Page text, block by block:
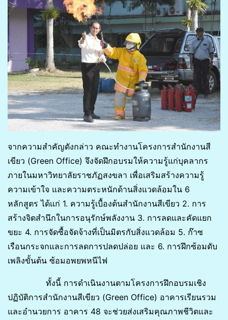
จากความสำคัญดังกล่าว คณะทำงานโครงการสำนักงานสี
เขียว (Green Office) จึงจัดฝึกอบรมให้ความรู้แก่บุคลากร
ภายในมหาวิทยาลัยราชภัฏสงขลา เพื่อเสริมสร้างความรู้
ความเข้าใจ และความตระหนักด้านสิ่งแวดล้อมใน 6
หลักสูตร ได้แก่ 1. ความรู้เบื้องต้นสำนักงานสีเขียว 2. การ
สร้างจิตสำนึกในการอนุรักษ์พลังงาน 3. การลดและคัดแยก
ขยะ 4. การจัดซื้อจัดจ้างที่เป็นมิตรกับสิ่งแวดล้อม 5. ก๊าซ
เรือนกระจกและการลดการปลดปล่อย และ 6. การฝึกซ้อมดับ
เพลิงขั้นต้น ซ้อมอพยพหนีไฟ
ทั้งนี้ การดำเนินงานตามโครงการฝึกอบรมเชิง
ปฏิบัติการสำนักงานสีเขียว (Green Office) อาคารเรียนรวม
และอำนวยการ อาคาร 48 จะช่วยส่งเสริมคุณภาพชีวิตและ